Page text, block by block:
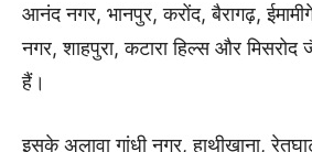
आनंद नगर, भानपुर, करोंद, बैरागढ़,
नगर, शाहपुरा, कटारा हिल्स और
हैं।
इसके अलावा गांधी नगर, हाथीखाना,